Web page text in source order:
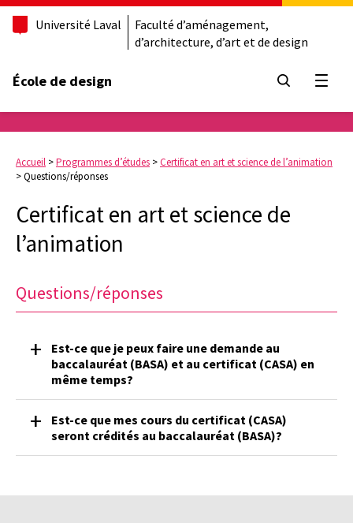
Université Laval
Faculté d’aménagement,
d’architecture, d’art et de design
École de design
Accueil >Programmes d’études >Certificat en art et science de l’animation
>Questions/réponses
Certificat en art et science de
l’animation
Questions/réponses
Est-ce que je peux faire une demande au
baccalauréat (BASA) et au certificat (CASA) en
même temps?
Est-ce que mes cours du certificat (CASA)
seront crédités au baccalauréat (BASA)?